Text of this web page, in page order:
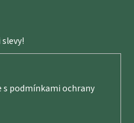
s podmínkami ochrany